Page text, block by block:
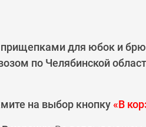
для юбок и
по Челябинской
на выбор кнопку«В